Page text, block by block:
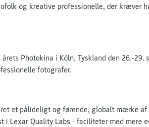
og kreative professionelle, der kræver
Photokina i Köln, Tyskland den 26.-29.
fotografer.
et pålideligt og førende, globalt mærke
i Lexar Quality Labs - faciliteter med mere